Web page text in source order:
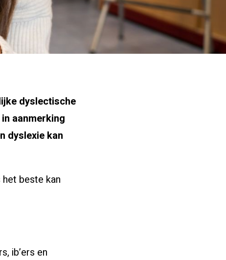
dyslectische
aanmerking
dyslexie kan
beste kan
ib’ers en